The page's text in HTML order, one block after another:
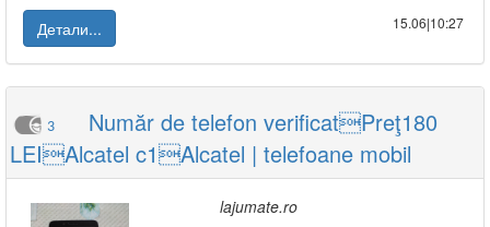
Детали...
15.06|10:27
3
Număr de telefon verificatPreţ180
LEIAlcatel c1Alcatel | telefoane mobil
lajumate.ro